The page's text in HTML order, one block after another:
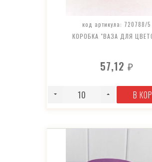
код артикула: 720788/5
КОРОБКА "ВАЗА ДЛЯ
57,12 ₽
В